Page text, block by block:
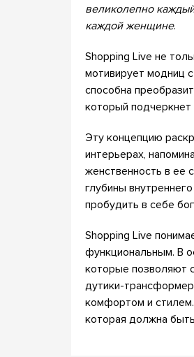
великолепно
каждой женщине.
Shopping Live не
мотивирует модниц
способна
который
Эту концепцию
интерьерах,
женственность в ее
глубины
пробудить в себе
Shopping Live
функциональным. В
которые позволяют
дутики-
комфортом и стилем.
которая должна